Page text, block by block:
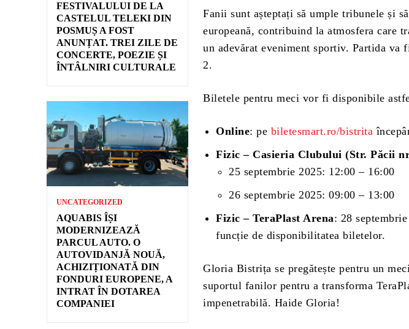
FESTIVALULUI DE LA
CASTELUL TELEKI DIN
POSMUȘ A FOST
ANUNȚAT. TREI ZILE DE
CONCERTE, POEZIE ȘI
ÎNTÂLNIRI CULTURALE
UNCATEGORIZED
AQUABIS ÎȘI
MODERNIZEAZĂ
PARCUL AUTO. O
AUTOVIDANJĂ NOUĂ,
ACHIZIȚIONATĂ DIN
FONDURI EUROPENE, A
INTRAT ÎN DOTAREA
COMPANIEI
Fanii sunt așteptați să umple tribunele și
europeană, contribuind la atmosfera care
un adevărat eveniment sportiv. Partida
2.
Biletele pentru meci vor fi disponibile
Online: pe biletesmart.ro/bistrita
Fizic – Casieria Clubului (Str. Păcii
25 septembrie 2025: 12:00 – 16:00
26 septembrie 2025: 09:00 – 13:00
Fizic – TeraPlast Arena: 28
funcție de disponibilitatea biletelor.
Gloria Bistrița se pregătește pentru un
suportul fanilor pentru a transforma
impenetrabilă. Haide Gloria!